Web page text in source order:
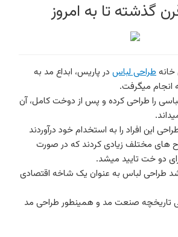
گذشته تا به امروز
طراحی لباس
در پاریس، ابداع مد به
انجام میگرفت.
را طراحی کرده و پس از دوخت کامل، آن
این افراد را به استخدام خود درآوردند
های مختلف زیادی کردند که در صورت
دو خت تایید میشد.
طراحی لباس به عنوان یک شاخه اقتصادی
تاریخچه صنعت مد و همینطور طراحی مد